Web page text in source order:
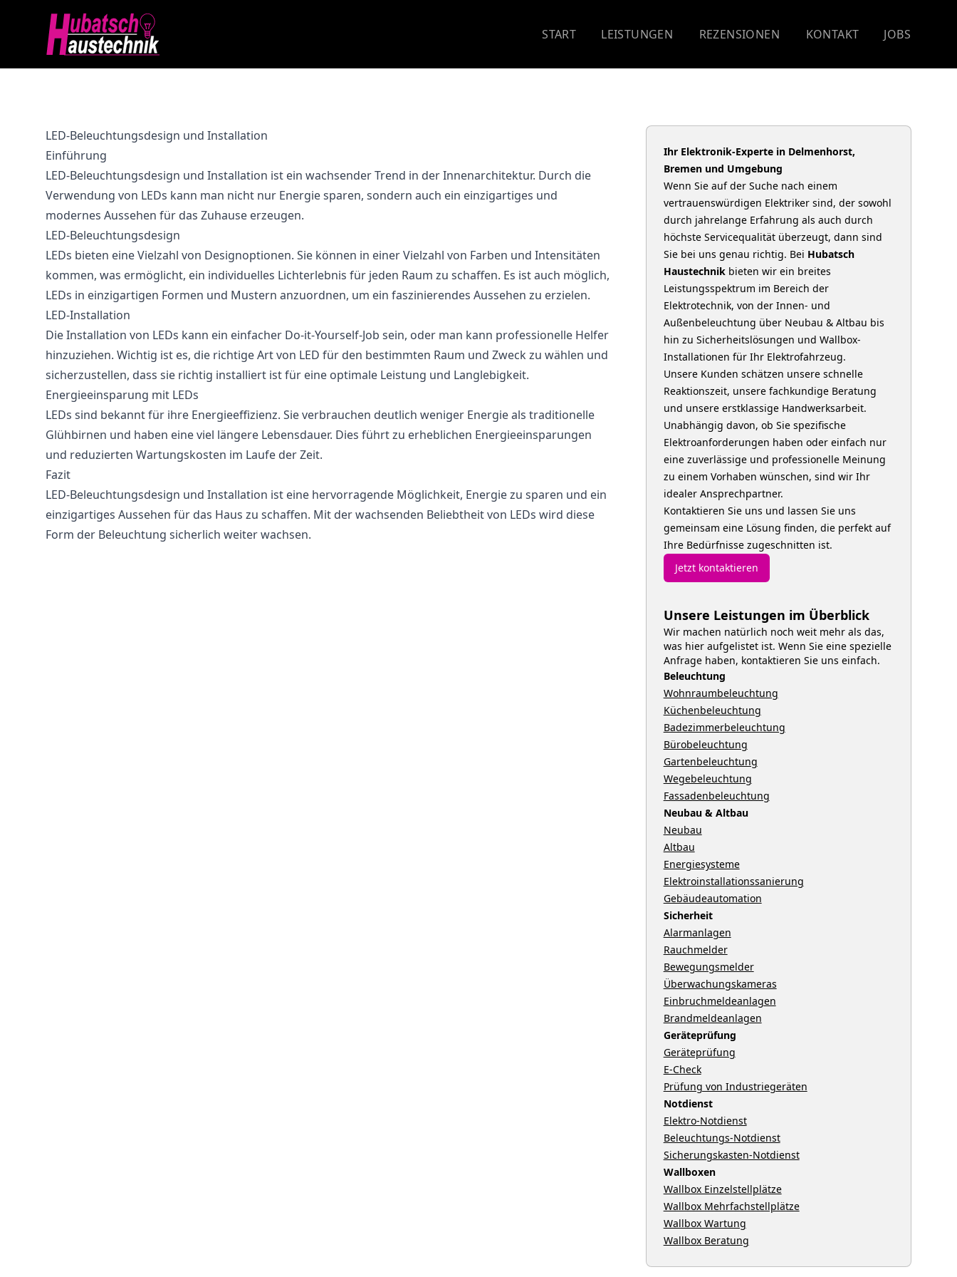
START LEISTUNGEN REZENSIONEN KONTAKT JOBS
LED-Beleuchtungsdesign und Installation
Einführung
LED-Beleuchtungsdesign und Installation ist ein wachsender Trend in der Innenarchitektur. Durch die
Verwendung von LEDs kann man nicht nur Energie sparen, sondern auch ein einzigartiges und
modernes Aussehen für das Zuhause erzeugen.
LED-Beleuchtungsdesign
LEDs bieten eine Vielzahl von Designoptionen. Sie können in einer Vielzahl von Farben und Intensitäten
kommen, was ermöglicht, ein individuelles Lichterlebnis für jeden Raum zu schaffen. Es ist auch möglich,
LEDs in einzigartigen Formen und Mustern anzuordnen, um ein faszinierendes Aussehen zu erzielen.
LED-Installation
Die Installation von LEDs kann ein einfacher Do-it-Yourself-Job sein, oder man kann professionelle Helfer
hinzuziehen. Wichtig ist es, die richtige Art von LED für den bestimmten Raum und Zweck zu wählen und
sicherzustellen, dass sie richtig installiert ist für eine optimale Leistung und Langlebigkeit.
Energieeinsparung mit LEDs
LEDs sind bekannt für ihre Energieeffizienz. Sie verbrauchen deutlich weniger Energie als traditionelle
Glühbirnen und haben eine viel längere Lebensdauer. Dies führt zu erheblichen Energieeinsparungen
und reduzierten Wartungskosten im Laufe der Zeit.
Fazit
LED-Beleuchtungsdesign und Installation ist eine hervorragende Möglichkeit, Energie zu sparen und ein
einzigartiges Aussehen für das Haus zu schaffen. Mit der wachsenden Beliebtheit von LEDs wird diese
Form der Beleuchtung sicherlich weiter wachsen.
Ihr Elektronik-Experte in Delmenhorst,
Bremen und Umgebung
Wenn Sie auf der Suche nach einem
vertrauenswürdigen Elektriker sind, der sowohl
durch jahrelange Erfahrung als auch durch
höchste Servicequalität überzeugt, dann sind
Sie bei uns genau richtig. Bei Hubatsch
Haustechnikbieten wir ein breites
Leistungsspektrum im Bereich der
Elektrotechnik, von der Innen- und
Außenbeleuchtung über Neubau & Altbau bis
hin zu Sicherheitslösungen und Wallbox-
Installationen für Ihr Elektrofahrzeug.
Unsere Kunden schätzen unsere schnelle
Reaktionszeit, unsere fachkundige Beratung
und unsere erstklassige Handwerksarbeit.
Unabhängig davon, ob Sie spezifische
Elektroanforderungen haben oder einfach nur
eine zuverlässige und professionelle Meinung
zu einem Vorhaben wünschen, sind wir Ihr
idealer Ansprechpartner.
Kontaktieren Sie uns und lassen Sie uns
gemeinsam eine Lösung finden, die perfekt auf
Ihre Bedürfnisse zugeschnitten ist.
Jetzt kontaktieren
Unsere Leistungen im Überblick
Wir machen natürlich noch weit mehr als das,
was hier aufgelistet ist. Wenn Sie eine spezielle
Anfrage haben, kontaktieren Sie uns einfach.
Beleuchtung
Wohnraumbeleuchtung
Küchenbeleuchtung
Badezimmerbeleuchtung
Bürobeleuchtung
Gartenbeleuchtung
Wegebeleuchtung
Fassadenbeleuchtung
Neubau & Altbau
Neubau
Altbau
Energiesysteme
Elektroinstallationssanierung
Gebäudeautomation
Sicherheit
Alarmanlagen
Rauchmelder
Bewegungsmelder
Überwachungskameras
Einbruchmeldeanlagen
Brandmeldeanlagen
Geräteprüfung
Geräteprüfung
E-Check
Prüfung von Industriegeräten
Notdienst
Elektro-Notdienst
Beleuchtungs-Notdienst
Sicherungskasten-Notdienst
Wallboxen
Wallbox Einzelstellplätze
Wallbox Mehrfachstellplätze
Wallbox Wartung
Wallbox Beratung